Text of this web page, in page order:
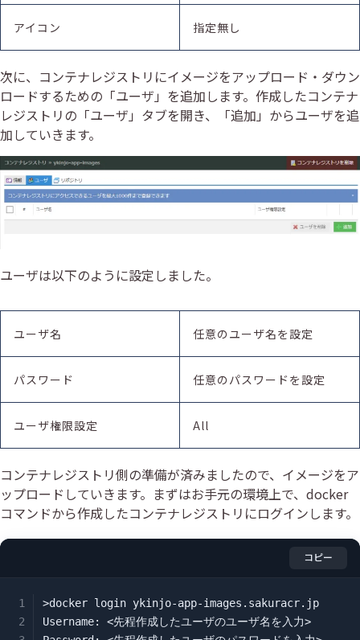
アイコン 指定無し
次に、コンテナレジストリにイメージをアップロード・ダウン
ロードするための「ユーザ」を追加します。作成したコンテナ
レジストリの「ユーザ」タブを開き、「追加」からユーザを追
加していきます。
ユーザは以下のように設定しました。
ユーザ名 任意のユーザ名を設定
パスワード 任意のパスワードを設定
ユーザ権限設定 All
コンテナレジストリ側の準備が済みましたので、イメージをア
ップロードしていきます。まずはお手元の環境上で、docker
コマンドから作成したコンテナレジストリにログインします。
コピー
>docker login ykinjo-app-images.sakuracr.jp
Username: <先程作成したユーザのユーザ名を入力>